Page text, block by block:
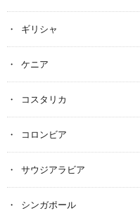
ギリシャ
ケニア
コスタリカ
コロンビア
サウジアラビア
シンガポール